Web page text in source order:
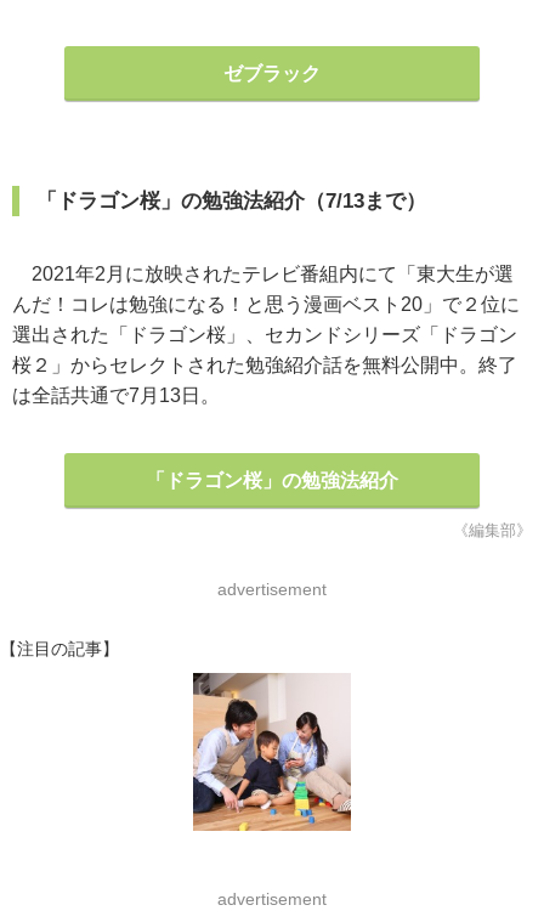
ゼブラック
「ドラゴン桜」の勉強法紹介（7/13まで）
2021年2月に放映されたテレビ番組内にて「東大生が選
んだ！コレは勉強になる！と思う漫画ベスト20」で２位に
選出された「ドラゴン桜」、セカンドシリーズ「ドラゴン
桜２」からセレクトされた勉強紹介話を無料公開中。終了
は全話共通で7月13日。
「ドラゴン桜」の勉強法紹介
《編集部》
advertisement
【注目の記事】
advertisement